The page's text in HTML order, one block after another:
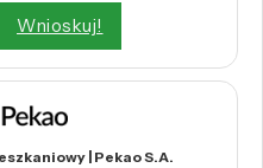
Wnioskuj!
| Pekao S.A.